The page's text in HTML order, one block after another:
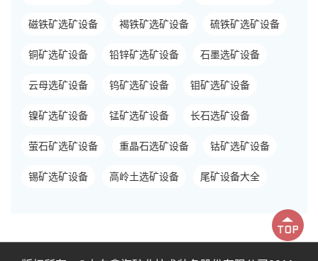
磁铁矿选矿设备 褐铁矿选矿设备 硫铁矿选矿设备
铜矿选矿设备 铅锌矿选矿设备 石墨选矿设备
云母选矿设备 钨矿选矿设备 钼矿选矿设备
镍矿选矿设备 锰矿选矿设备 长石选矿设备
萤石矿选矿设备 重晶石选矿设备 钴矿选矿设备
锡矿选矿设备 高岭土选矿设备 尾矿设备大全